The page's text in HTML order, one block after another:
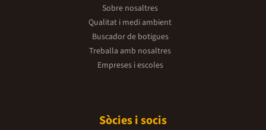
Sobre nosaltres
Qualitat i medi ambient
Buscador de botigues
Treballa amb nosaltres
Empreses i escoles
Sòcies i socis